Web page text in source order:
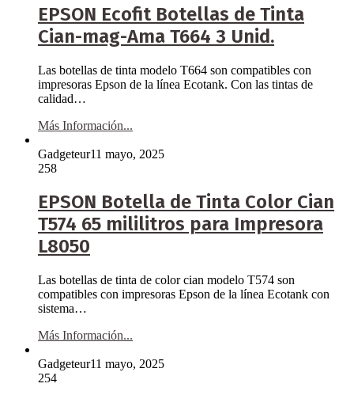
EPSON Ecofit Botellas de Tinta
Cian-mag-Ama T664 3 Unid.
Las botellas de tinta modelo T664 son compatibles con
impresoras Epson de la línea Ecotank. Con las tintas de
calidad…
Más Información...
Gadgeteur11 mayo, 2025
258
EPSON Botella de Tinta Color Cian
T574 65 mililitros para Impresora
L8050
Las botellas de tinta de color cian modelo T574 son
compatibles con impresoras Epson de la línea Ecotank con
sistema…
Más Información...
Gadgeteur11 mayo, 2025
254